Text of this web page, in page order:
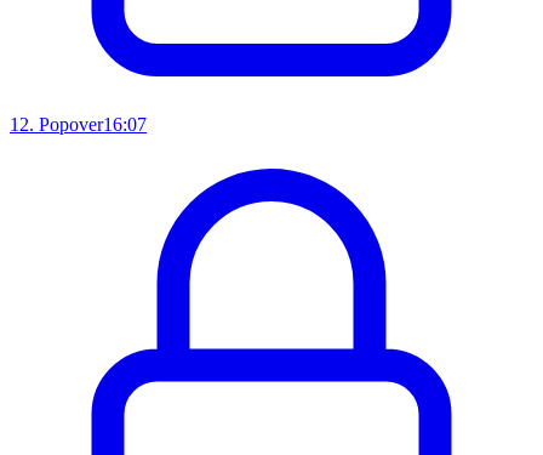
12. Popover16:07